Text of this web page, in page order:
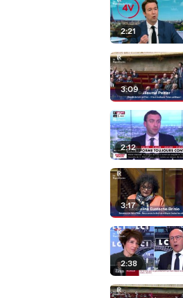
2:21
3:09
2:12
3:17
2:38